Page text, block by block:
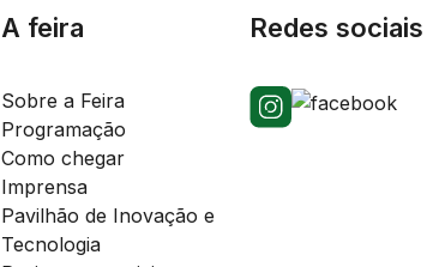
A feira
Sobre a Feira
Programação
Como chegar
Imprensa
Pavilhão de Inovação e
Tecnologia
Redes sociais